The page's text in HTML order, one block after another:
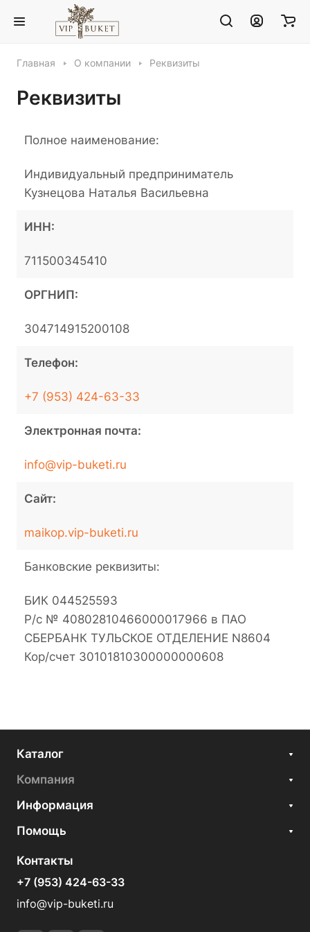
Главная О компании Реквизиты
Реквизиты
Полное наименование:
Индивидуальный предприниматель
Кузнецова Наталья Васильевна
ИНН:
711500345410
ОРГНИП:
304714915200108
Телефон:
+7 (953) 424-63-33
Электронная почта:
info@vip-buketi.ru
Сайт:
maikop.vip-buketi.ru
Банковские реквизиты:
БИК 044525593
Р/с № 40802810466000017966 в ПАО
СБЕРБАНК ТУЛЬСКОЕ ОТДЕЛЕНИЕ N8604
Кор/счет 30101810300000000608
Каталог
Компания
Информация
Помощь
Контакты
+7 (953) 424-63-33
info@vip-buketi.ru